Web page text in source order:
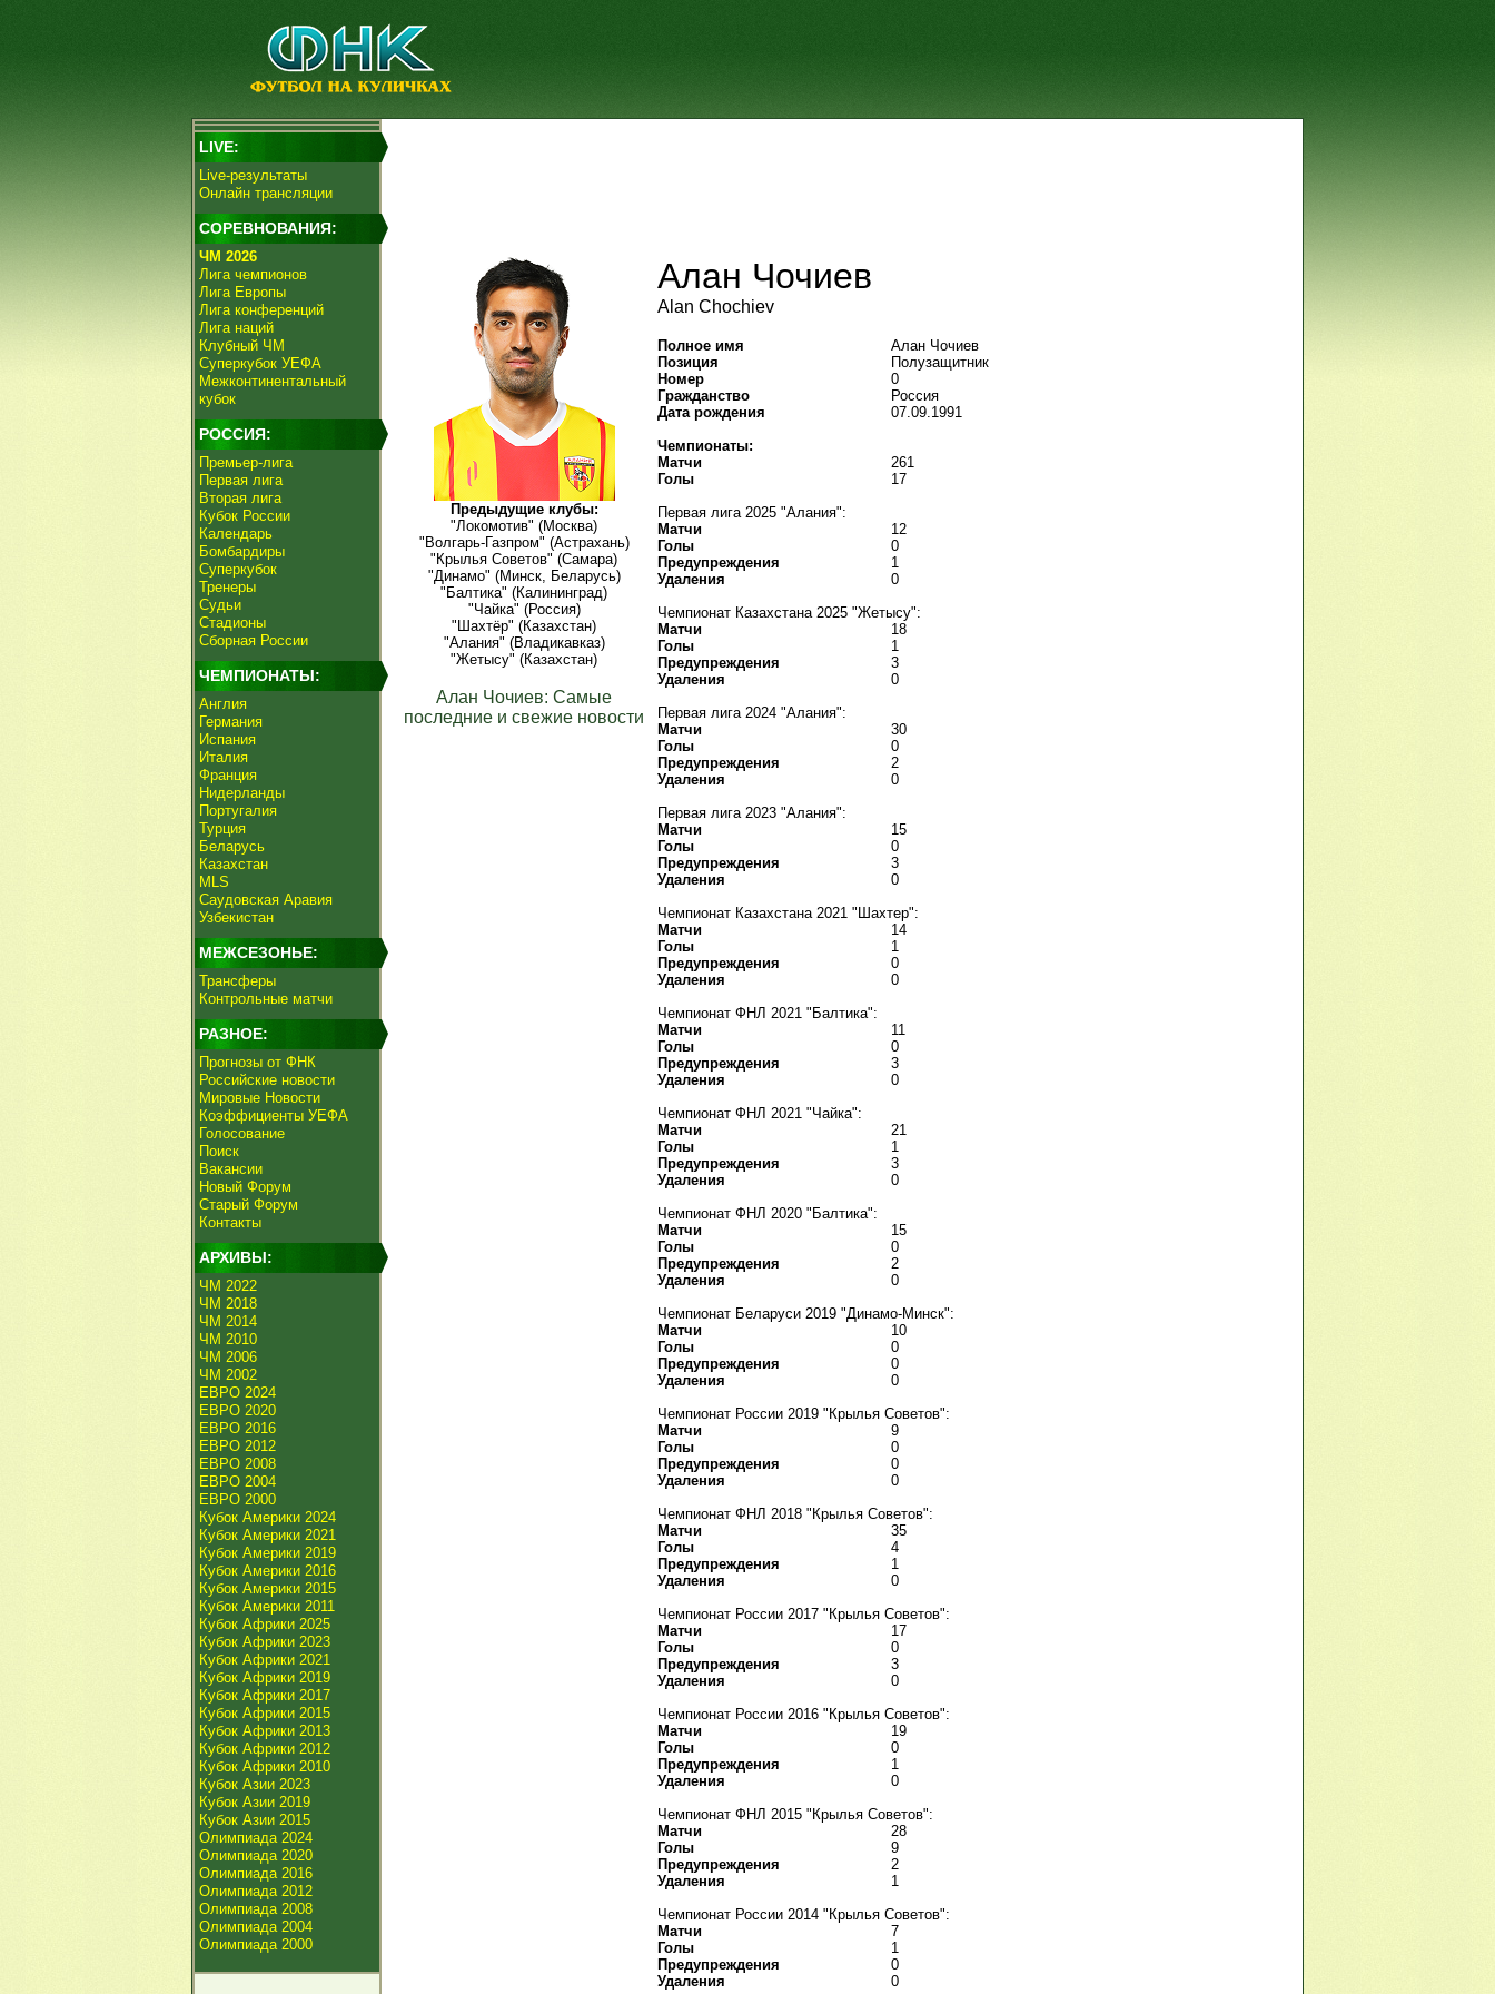
LIVE:
Live-результаты
Онлайн трансляции
СОРЕВНОВАНИЯ:
ЧМ 2026
Лига чемпионов
Лига Европы
Лига конференций
Лига наций
Клубный ЧМ
Суперкубок УЕФА
Межконтинентальный
кубок
РОССИЯ:
Премьер-лига
Первая лига
Вторая лига
Кубок России
Календарь
Бомбардиры
Суперкубок
Тренеры
Судьи
Стадионы
Сборная России
ЧЕМПИОНАТЫ:
Англия
Германия
Испания
Италия
Франция
Нидерланды
Португалия
Турция
Беларусь
Казахстан
MLS
Саудовская Аравия
Узбекистан
МЕЖСЕЗОНЬЕ:
Трансферы
Контрольные матчи
РАЗНОЕ:
Прогнозы от ФНК
Российские новости
Мировые Новости
Коэффициенты УЕФА
Голосование
Поиск
Вакансии
Новый Форум
Старый Форум
Контакты
АРХИВЫ:
ЧМ 2022
ЧМ 2018
ЧМ 2014
ЧМ 2010
ЧМ 2006
ЧМ 2002
ЕВРО 2024
ЕВРО 2020
ЕВРО 2016
ЕВРО 2012
ЕВРО 2008
ЕВРО 2004
ЕВРО 2000
Кубок Америки 2024
Кубок Америки 2021
Кубок Америки 2019
Кубок Америки 2016
Кубок Америки 2015
Кубок Америки 2011
Кубок Африки 2025
Кубок Африки 2023
Кубок Африки 2021
Кубок Африки 2019
Кубок Африки 2017
Кубок Африки 2015
Кубок Африки 2013
Кубок Африки 2012
Кубок Африки 2010
Кубок Азии 2023
Кубок Азии 2019
Кубок Азии 2015
Олимпиада 2024
Олимпиада 2020
Олимпиада 2016
Олимпиада 2012
Олимпиада 2008
Олимпиада 2004
Олимпиада 2000
Предыдущие клубы:
"Локомотив" (Москва)
"Волгарь-Газпром" (Астрахань)
"Крылья Советов" (Самара)
"Динамо" (Минск, Беларусь)
"Балтика" (Калининград)
"Чайка" (Россия)
"Шахтёр" (Казахстан)
"Алания" (Владикавказ)
"Жетысу" (Казахстан)
Алан Чочиев: Самые
последние и свежие новости
Алан Чочиев
Alan Chochiev
Полное имя
Алан Чочиев
Позиция
Полузащитник
Номер
0
Гражданство
Россия
Дата рождения
07.09.1991
Чемпионаты:
Матчи
261
Голы
17
Первая лига 2025 "Алания":
Матчи
12
Голы
0
Предупреждения
1
Удаления
0
Чемпионат Казахстана 2025 "Жетысу":
Матчи
18
Голы
1
Предупреждения
3
Удаления
0
Первая лига 2024 "Алания":
Матчи
30
Голы
0
Предупреждения
2
Удаления
0
Первая лига 2023 "Алания":
Матчи
15
Голы
0
Предупреждения
3
Удаления
0
Чемпионат Казахстана 2021 "Шахтер":
Матчи
14
Голы
1
Предупреждения
0
Удаления
0
Чемпионат ФНЛ 2021 "Балтика":
Матчи
11
Голы
0
Предупреждения
3
Удаления
0
Чемпионат ФНЛ 2021 "Чайка":
Матчи
21
Голы
1
Предупреждения
3
Удаления
0
Чемпионат ФНЛ 2020 "Балтика":
Матчи
15
Голы
0
Предупреждения
2
Удаления
0
Чемпионат Беларуси 2019 "Динамо-Минск":
Матчи
10
Голы
0
Предупреждения
0
Удаления
0
Чемпионат России 2019 "Крылья Советов":
Матчи
9
Голы
0
Предупреждения
0
Удаления
0
Чемпионат ФНЛ 2018 "Крылья Советов":
Матчи
35
Голы
4
Предупреждения
1
Удаления
0
Чемпионат России 2017 "Крылья Советов":
Матчи
17
Голы
0
Предупреждения
3
Удаления
0
Чемпионат России 2016 "Крылья Советов":
Матчи
19
Голы
0
Предупреждения
1
Удаления
0
Чемпионат ФНЛ 2015 "Крылья Советов":
Матчи
28
Голы
9
Предупреждения
2
Удаления
1
Чемпионат России 2014 "Крылья Советов":
Матчи
7
Голы
1
Предупреждения
0
Удаления
0